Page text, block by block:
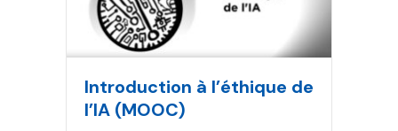
Introduction à l’éthique de
l’IA (MOOC)